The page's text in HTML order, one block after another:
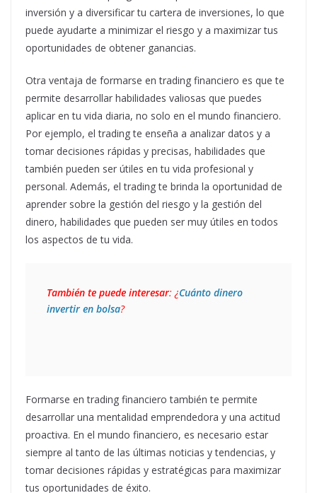
inversión y a diversificar tu cartera de inversiones, lo que
puede ayudarte a minimizar el riesgo y a maximizar tus
oportunidades de obtener ganancias.
Otra ventaja de formarse en trading financiero es que te
permite desarrollar habilidades valiosas que puedes
aplicar en tu vida diaria, no solo en el mundo financiero.
Por ejemplo, el trading te enseña a analizar datos y a
tomar decisiones rápidas y precisas, habilidades que
también pueden ser útiles en tu vida profesional y
personal. Además, el trading te brinda la oportunidad de
aprender sobre la gestión del riesgo y la gestión del
dinero, habilidades que pueden ser muy útiles en todos
los aspectos de tu vida.
También te puede interesar: ¿Cuánto dinero
invertir en bolsa?
Formarse en trading financiero también te permite
desarrollar una mentalidad emprendedora y una actitud
proactiva. En el mundo financiero, es necesario estar
siempre al tanto de las últimas noticias y tendencias, y
tomar decisiones rápidas y estratégicas para maximizar
tus oportunidades de éxito.